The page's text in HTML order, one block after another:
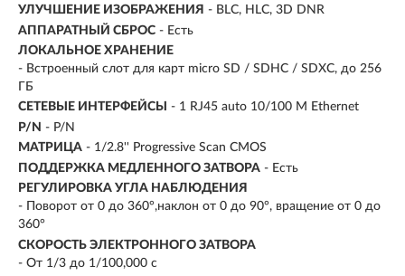
УЛУЧШЕНИЕ ИЗОБРАЖЕНИЯ - BLC, HLC, 3D DNR
АППАРАТНЫЙ СБРОС - Есть
ЛОКАЛЬНОЕ ХРАНЕНИЕ
- Встроенный слот для карт micro SD / SDHC / SDXC, до 256
ГБ
СЕТЕВЫЕ ИНТЕРФЕЙСЫ
- 1 RJ45 auto 10/100 М Ethernet
P/N - P/N
МАТРИЦА - 1/2.8'' Progressive Scan CMOS
ПОДДЕРЖКА МЕДЛЕННОГО ЗАТВОРА - Есть
РЕГУЛИРОВКА УГЛА НАБЛЮДЕНИЯ
- Поворот от 0 до 360°,наклон от 0 до 90°, вращение от 0 до
360°
СКОРОСТЬ ЭЛЕКТРОННОГО ЗАТВОРА
- От 1/3 до 1/100,000 с